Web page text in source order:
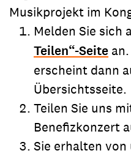
Musikprojekt im
Melden Sie sich
Teilen“-Seite
erscheint dann
Übersichtsseite.
Teilen Sie uns
Benefizkonzert
Sie erhalten